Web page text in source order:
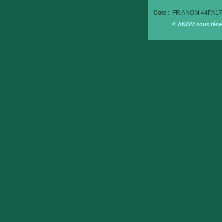
Cote : FR ANOM
© ANOM sous